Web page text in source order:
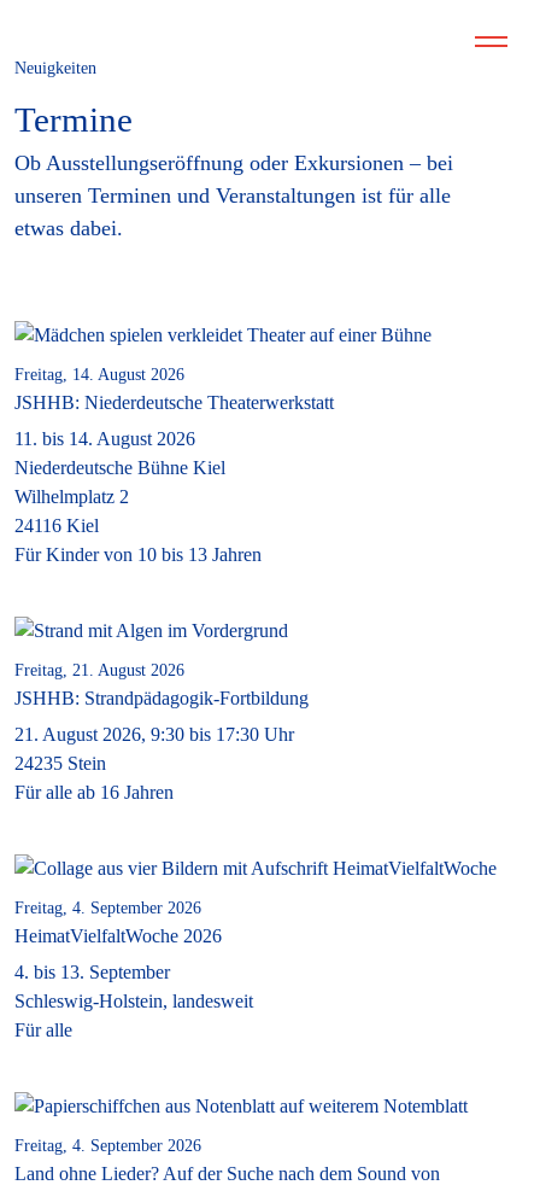
Neuigkeiten
Termine
Ob Ausstellungseröffnung oder Exkursionen – bei
unseren Terminen und Veranstaltungen ist für alle
etwas dabei.
Freitag, 14. August 2026
JSHHB: Niederdeutsche Theaterwerkstatt
11. bis 14. August 2026
Niederdeutsche Bühne Kiel
Wilhelmplatz 2
24116 Kiel
Für Kinder von 10 bis 13 Jahren
Freitag, 21. August 2026
JSHHB: Strandpädagogik-Fortbildung
21. August 2026, 9:30 bis 17:30 Uhr
24235 Stein
Für alle ab 16 Jahren
Freitag, 4. September 2026
HeimatVielfaltWoche 2026
4. bis 13. September
Schleswig-Holstein, landesweit
Für alle
Freitag, 4. September 2026
Land ohne Lieder? Auf der Suche nach dem Sound von